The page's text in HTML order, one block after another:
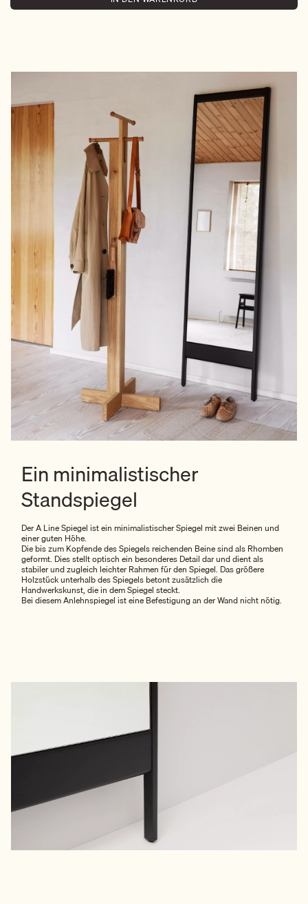
Ein minimalistischer
Standspiegel
Der A Line Spiegel ist ein minimalistischer Spiegel mit zwei Beinen und
einer guten Höhe.
Die bis zum Kopfende des Spiegels reichenden Beine sind als Rhomben
geformt. Dies stellt optisch ein besonderes Detail dar und dient als
stabiler und zugleich leichter Rahmen für den Spiegel. Das größere
Holzstück unterhalb des Spiegels betont zusätzlich die
Handwerkskunst, die in dem Spiegel steckt.
Bei diesem Anlehnspiegel ist eine Befestigung an der Wand nicht nötig.